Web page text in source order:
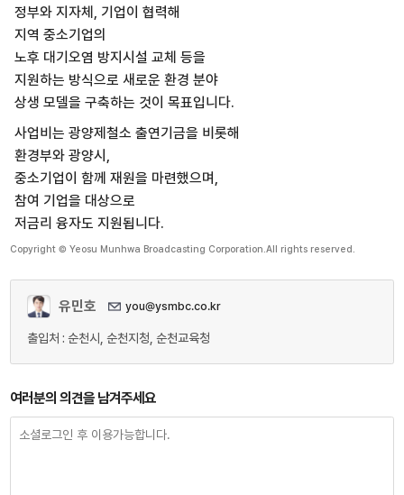
정부와 지자체, 기업이 협력해
지역 중소기업의
노후 대기오염 방지시설 교체 등을
지원하는 방식으로 새로운 환경 분야
상생 모델을 구축하는 것이 목표입니다.
사업비는 광양제철소 출연기금을 비롯해
환경부와 광양시,
중소기업이 함께 재원을 마련했으며,
참여 기업을 대상으로
저금리 융자도 지원됩니다.
Copyright © Yeosu Munhwa Broadcasting Corporation.All rights reserved.
유민호 you@ysmbc.co.kr
출입처 : 순천시, 순천지청, 순천교육청
여러분의 의견을 남겨주세요